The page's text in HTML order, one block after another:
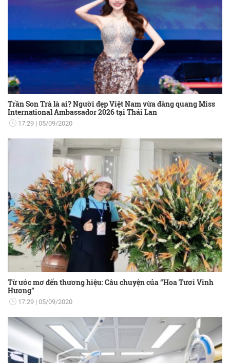
Trần Son Trà là ai? Người đẹp Việt Nam vừa đăng quang Miss
International Ambassador 2026 tại Thái Lan
17:29 05/09/2020
Từ ước mơ đến thương hiệu: Câu chuyện của “Hoa Tươi Vinh
Hương”
17:29 05/09/2020